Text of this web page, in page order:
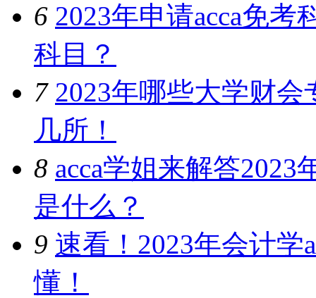
6 2023年申请acca免
科目？
7 2023年哪些大学财
几所！
8 acca学姐来解答2023
是什么？
9 速看！2023年会计学
懂！